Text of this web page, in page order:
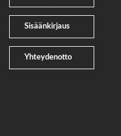
Yhteydenotto
Sisäänkirjaus